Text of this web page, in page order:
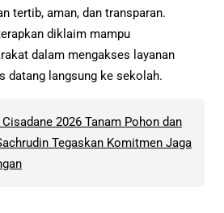
tertib, aman, dan transparan.
diklaim mampu
dalam mengakses layanan
datang langsung ke sekolah.
2026 Tanam Pohon dan
Tegaskan Komitmen Jaga